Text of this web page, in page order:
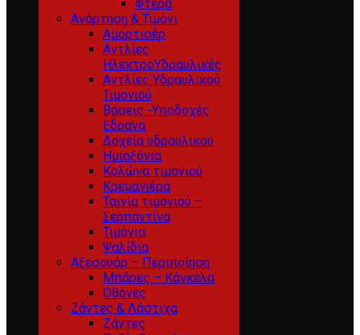
Φτερά
Ανάρτηση & Τιμόνι
Αμορτισέρ
Αντλίες
ΗλεκτροΥδραυλικές
Αντλίες Υδραυλικού
Τιμονιού
Βάσεις -Υποδοχές
Εδρανα
Δοχεία υδραυλικού
Ημιαξόνια
Κολώνα τιμονιού
Κρεμαγιέρα
Ταινία τιμονιού –
Σερπαντίνα
Τιμόνια
Ψαλίδια
Αξεσουάρ – Περιποίηση
Μπάρες – Κάγκελα
Οθόνες
Ζάντες & Λάστιχα
Ζάντες